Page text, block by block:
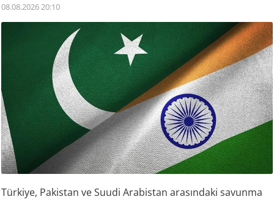
08.08.2026 20:10
Türkiye, Pakistan ve Suudi Arabistan arasındaki savunma